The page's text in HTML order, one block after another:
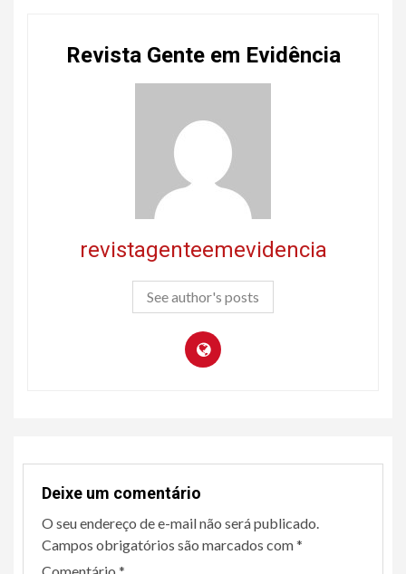
Revista Gente em Evidência
revistagenteemevidencia
See author's posts
Deixe um comentário
O seu endereço de e-mail não será publicado.
Campos obrigatórios são marcados com*